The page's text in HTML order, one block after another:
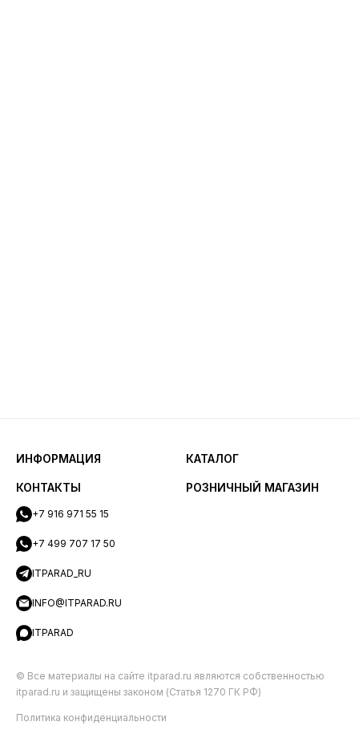
ИНФОРМАЦИЯ КАТАЛОГ
КОНТАКТЫ
+7 916 971 55 15
+7 499 707 17 50
ITPARAD_RU
INFO@ITPARAD.RU
ITPARAD
РОЗНИЧНЫЙ МАГАЗИН
© Все материалы на сайте itparad.ru являются собственностью
itparad.ru и защищены законом (Статья 1270 ГК РФ)
Политика конфиденциальности